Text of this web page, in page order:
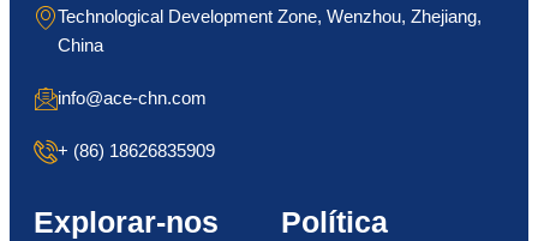
Technological Development Zone, Wenzhou, Zhejiang,
China
info@ace-chn.com
+ (86) 18626835909
Explorar-nos Política